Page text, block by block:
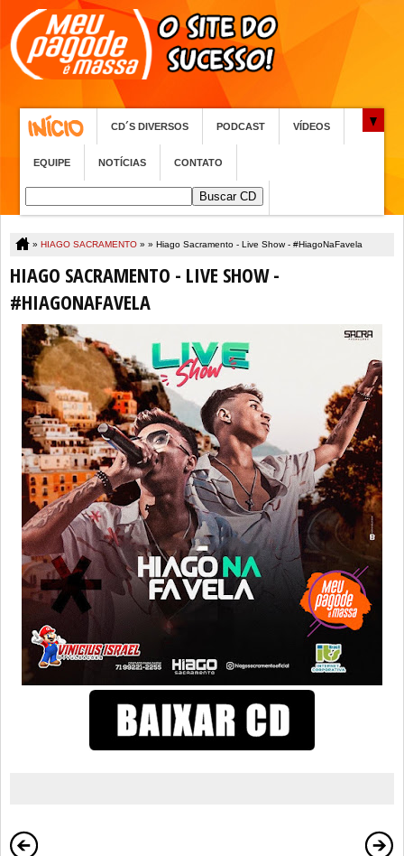
CD´S DIVERSOS PODCAST VÍDEOS
EQUIPE NOTÍCIAS CONTATO
» HIAGO SACRAMENTO » » Hiago Sacramento - Live Show - #HiagoNaFavela
HIAGO SACRAMENTO - LIVE SHOW -
#HIAGONAFAVELA